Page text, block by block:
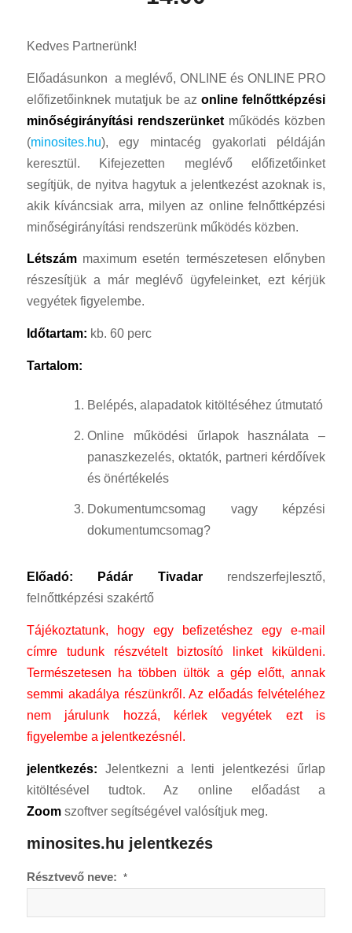
Kedves Partnerünk!
Előadásunkon a meglévő, ONLINE és ONLINE PRO
előfizetőinknek mutatjuk be azonline felnőttképzési
minőségirányítási rendszerünketműködés közben
(minosites.hu), egy mintacég gyakorlati példáján
keresztül. Kifejezetten meglévő előfizetőinket
segítjük, de nyitva hagytuk a jelentkezést azoknak is,
akik kíváncsiak arra, milyen az online felnőttképzési
minőségirányítási rendszerünk működés közben.
Létszámmaximum esetén természetesen előnyben
részesítjük a már meglévő ügyfeleinket, ezt kérjük
vegyétek figyelembe.
Időtartam: kb. 60 perc
Tartalom:
Belépés, alapadatok kitöltéséhez útmutató
Online működési űrlapok használata –
panaszkezelés, oktatók, partneri kérdőívek
és önértékelés
Dokumentumcsomag vagy képzési
dokumentumcsomag?
Előadó: Pádár Tivadar rendszerfejlesztő,
felnőttképzési szakértő
Tájékoztatunk, hogy egy befizetéshez egy e-mail
címre tudunk részvételt biztosító linket kiküldeni.
Természetesen ha többen ültök a gép előtt, annak
semmi akadálya részünkről.Az előadás felvételéhez
nem járulunk hozzá, kérlek vegyétek ezt is
figyelembe a jelentkezésnél.
jelentkezés: Jelentkezni a lenti jelentkezési űrlap
kitöltésével tudtok. Az online előadást a
Zoomszoftver segítségével valósítjuk meg.
minosites.hu jelentkezés
Résztvevő neve: *